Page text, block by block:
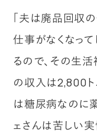
「夫は廃品回収
仕事がなくなっ
るので、その生
の収入は2,800ト
は糖尿病なのに薬
ェさんは苦しい